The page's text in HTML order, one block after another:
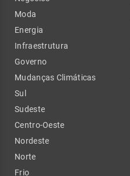
Moda
Energia
Infraestrutura
Governo
Mudanças Climáticas
Sul
Sudeste
Centro-Oeste
Nordeste
Norte
Frio